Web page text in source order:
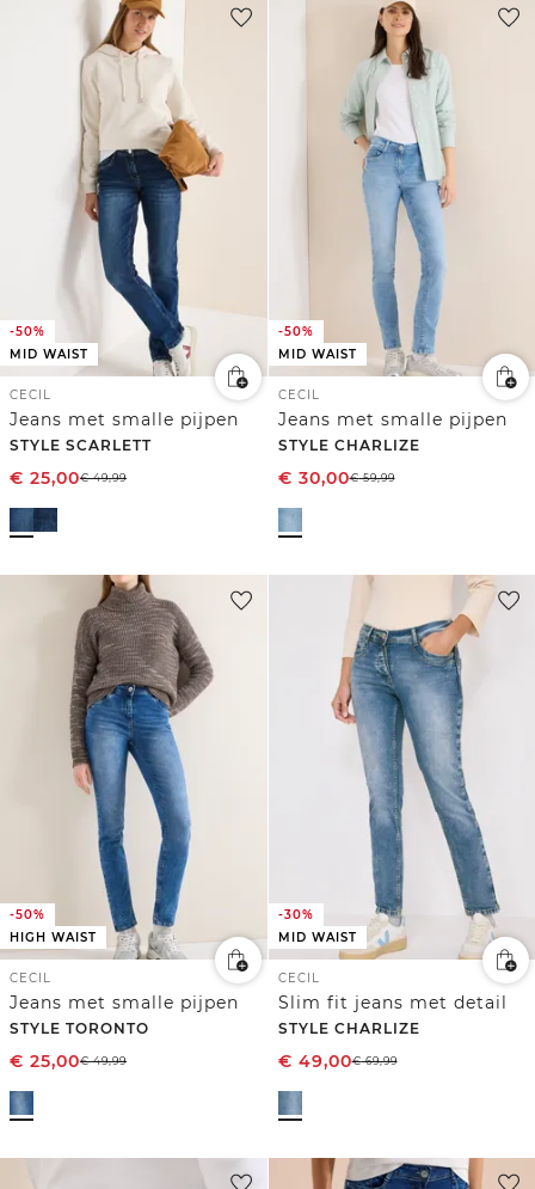
-50%
MID WAIST
CECIL
Jeans met smalle pijpen
STYLE SCARLETT
€ 25,00€49,99
-50%
MID WAIST
CECIL
Jeans met smalle pijpen
STYLE CHARLIZE
€ 30,00€59,99
-50%
HIGH WAIST
CECIL
Jeans met smalle pijpen
STYLE TORONTO
€ 25,00€49,99
-30%
MID WAIST
CECIL
Slim fit jeans met detail
STYLE CHARLIZE
€ 49,00€69,99